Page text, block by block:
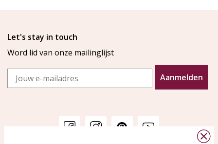
Let's stay in touch
Word lid van onze mailinglijst
Email
Aanmelden